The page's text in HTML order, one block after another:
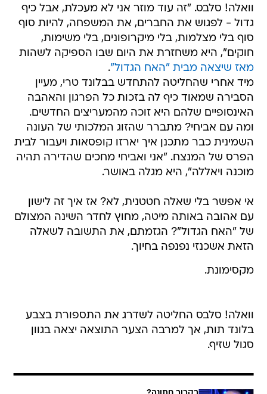
וואלה! סלבס. "זה עוד מוזר אני לא מעכלת, אבל כיף
גדול - לפגוש את החברים, את המשפחה, להיות סוף
סוף בלי מצלמות, בלי מיקרופונים, בלי משימות,
חוקים", היא משחזרת את היום שבו הספיקה לשהות
מאז שיצאה מבית "האח הגדול".
מיד אחרי שהחליטה להתחדש בבלונד טרי, מעיין
הסבירה שמאוד כיף לה בזכות כל הפרגון והאהבה
האינסופיים שלהם היא זוכה מהמעריצים החדשים.
ומה עם אביחי? מתברר שהזוג המלכותי של העונה
השמינית כבר מתכנן איך יארזו קופסאות ויעבור לבית
הפרס של המנצח. "אני ואביחי מחכים שהדירה תהיה
מוכנה ויאללה", היא מגלה באושר.
אי אפשר בלי שאלה חטטנית, לא? אז איך זה לישון
עם אהובה באותה מיטה, מחוץ לחדר השינה המצולם
של "האח הגדול"? הגזמתם, את התשובה לשאלה
הזאת אשכנזי נפנפה בחיוך.
מקסימונת.
וואלה! סלבס החליטה לשדרג את התספורת בצבע
בלונד תות, אך למרבה הצער התוצאה יצאה בגוון
סגול שזיף.